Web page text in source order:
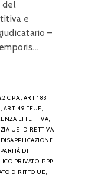
del
e
–
C.P.A., ART. 183
ART. 49 TFUE,
EFFETTIVA,
UE, DIRETTIVA
DISAPPLICAZIONE
PARITÀ DI
PRIVATO, PPP,
DIRITTO UE,